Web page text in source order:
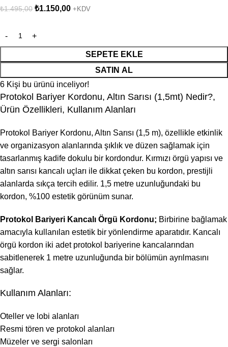
₺1.495,00 ₺1.150,00 +KDV
SEPETE EKLE
SATIN AL
6 Kişi bu ürünü inceliyor!
Protokol Bariyer Kordonu, Altın Sarısı (1,5mt) Nedir?,
Ürün Özellikleri, Kullanım Alanları
Protokol Bariyer Kordonu, Altın Sarısı (1,5 m), özellikle etkinlik
ve organizasyon alanlarında şıklık ve düzen sağlamak için
tasarlanmış kadife dokulu bir kordondur. Kırmızı örgü yapısı ve
altın sarısı kancalı uçları ile dikkat çeken bu kordon, prestijli
alanlarda sıkça tercih edilir. 1,5 metre uzunluğundaki bu
kordon, %100 estetik görünüm sunar.
Protokol Bariyeri Kancalı Örgü Kordonu; Birbirine bağlamak
amacıyla kullanılan estetik bir yönlendirme aparatıdır. Kancalı
örgü kordon iki adet protokol bariyerine kancalarından
sabitlenerek 1 metre uzunluğunda bir bölümün ayrılmasını
sağlar.
Kullanım Alanları:
Oteller ve lobi alanları
Resmi tören ve protokol alanları
Müzeler ve sergi salonları